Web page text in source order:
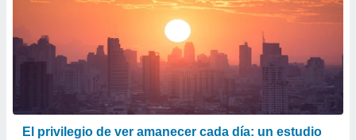
El privilegio de ver amanecer cada día: un estudio